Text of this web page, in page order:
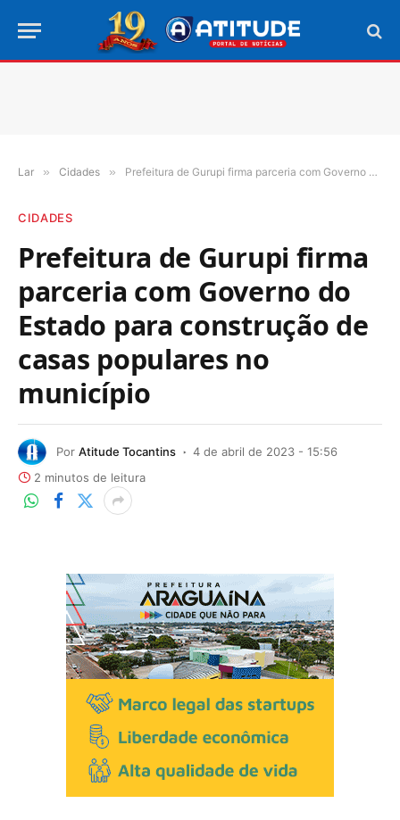
Lar » Cidades » Prefeitura de Gurupi firma parceria com Governo do Estado para construção de casas populares no município
CIDADES
Prefeitura de Gurupi firma
parceria com Governo do
Estado para construção de
casas populares no
município
Por Atitude Tocantins
4 de abril de 2023 - 15:56
2 minutos de leitura